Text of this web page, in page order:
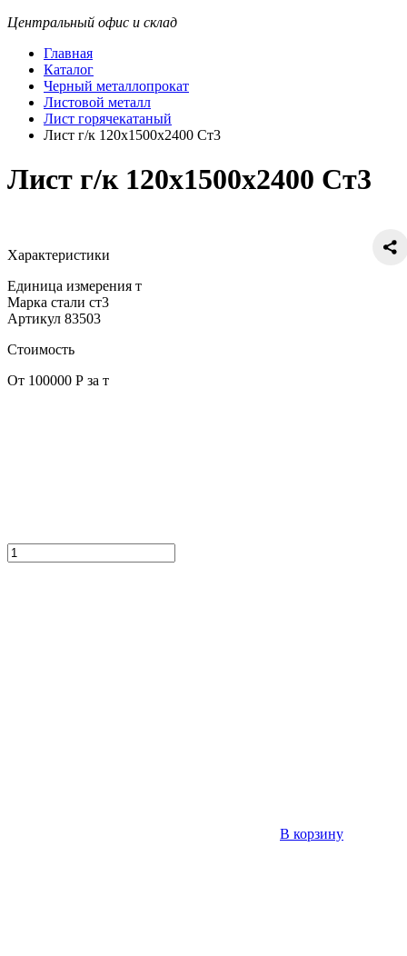
Центральный офис и склад
Главная
Каталог
Черный металлопрокат
Листовой металл
Лист горячекатаный
Лист г/к 120х1500х2400 Ст3
Лист г/к 120х1500х2400 Ст3
Характеристики
Единица измерения т
Марка стали ст3
Артикул 83503
Стоимость
От 100000 Р за т
В корзину